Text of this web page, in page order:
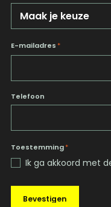
E-mailadres *
Telefoon
Toestemming*
Ik ga akkoord met
Bevestigen